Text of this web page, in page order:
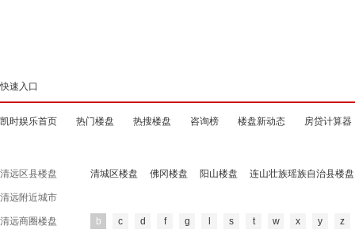
快速入口
凯时娱乐首页 热门楼盘 热搜楼盘 咨询榜 楼盘新动态 房贷计算器
清远区县楼盘 清城区楼盘 佛冈楼盘 阳山楼盘 连山壮族瑶族自治县楼盘
清远附近城市
清远商圈楼盘 b c d f g s t w x y z